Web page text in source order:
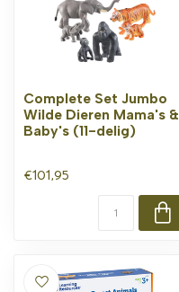
Complete Set Jumbo
Wilde Dieren Mama's &
Baby's (11-delig)
€101,95